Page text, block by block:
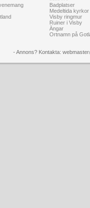
Badplatser
Medeltida kyrkor
Visby ringmur
Ruiner i Visby
Ängar
Ortnamn på
- Annons? Kontakta: